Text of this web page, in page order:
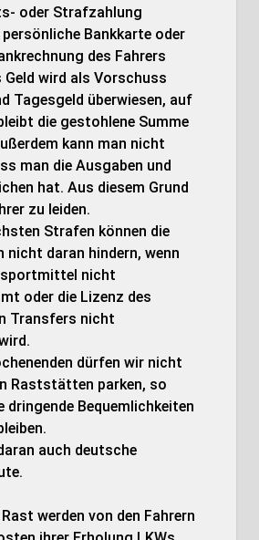
oder Strafzahlung
Bankkarte oder
des Fahrers
wird als Vorschuss
Tagesgeld überwiesen, auf
die gestohlene Summe
kann man nicht
man die Ausgaben und
hat. Aus diesem Grund
zu leiden.
Strafen können die
nicht daran hindern, wenn
nicht
oder die Lizenz des
Transfers nicht
dürfen wir nicht
Raststätten parken, so
dringende Bequemlichkeiten
auch deutsche
werden von den Fahrern